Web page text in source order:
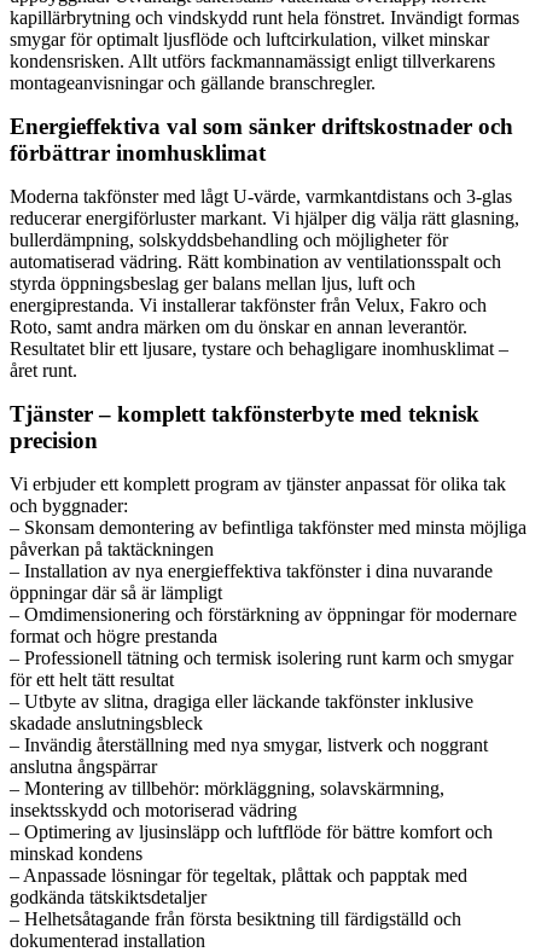
kapillärbrytning och vindskydd runt hela fönstret. Invändigt formas
smygar för optimalt ljusflöde och luftcirkulation, vilket minskar
kondensrisken. Allt utförs fackmannamässigt enligt tillverkarens
montageanvisningar och gällande branschregler.
Energieffektiva val som sänker driftskostnader och
förbättrar inomhusklimat
Moderna takfönster med lågt U-värde, varmkantdistans och 3-glas
reducerar energiförluster markant. Vi hjälper dig välja rätt glasning,
bullerdämpning, solskyddsbehandling och möjligheter för
automatiserad vädring. Rätt kombination av ventilationsspalt och
styrda öppningsbeslag ger balans mellan ljus, luft och
energiprestanda. Vi installerar takfönster från Velux, Fakro och
Roto, samt andra märken om du önskar en annan leverantör.
Resultatet blir ett ljusare, tystare och behagligare inomhusklimat –
året runt.
Tjänster – komplett takfönsterbyte med teknisk
precision
Vi erbjuder ett komplett program av tjänster anpassat för olika tak
och byggnader:
– Skonsam demontering av befintliga takfönster med minsta möjliga
påverkan på taktäckningen
– Installation av nya energieffektiva takfönster i dina nuvarande
öppningar där så är lämpligt
– Omdimensionering och förstärkning av öppningar för modernare
format och högre prestanda
– Professionell tätning och termisk isolering runt karm och smygar
för ett helt tätt resultat
– Utbyte av slitna, dragiga eller läckande takfönster inklusive
skadade anslutningsbleck
– Invändig återställning med nya smygar, listverk och noggrant
anslutna ångspärrar
– Montering av tillbehör: mörkläggning, solavskärmning,
insektsskydd och motoriserad vädring
– Optimering av ljusinsläpp och luftflöde för bättre komfort och
minskad kondens
– Anpassade lösningar för tegeltak, plåttak och papptak med
godkända tätskiktsdetaljer
– Helhetsåtagande från första besiktning till färdigställd och
dokumenterad installation